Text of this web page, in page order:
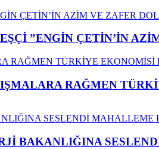
”ENGİN ÇETİN’İN
RAĞMEN
BAKANLIĞINA